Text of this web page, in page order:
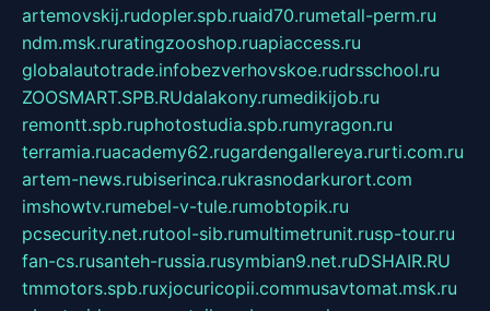
artemovskij.rudopler.spb.ruaid70.rumetall-perm.ru
ndm.msk.ruratingzooshop.ruapiaccess.ru
globalautotrade.infobezverhovskoe.rudrsschool.ru
ZOOSMART.SPB.RUdalakony.rumedikijob.ru
remontt.spb.ruphotostudia.spb.rumyragon.ru
terramia.ruacademy62.rugardengallereya.rurti.com.ru
artem-news.rubiserinca.rukrasnodarkurort.com
imshowtv.rumebel-v-tule.rumobtopik.ru
pcsecurity.net.rutool-sib.rumultimetrunit.rusp-tour.ru
fan-cs.rusanteh-russia.rusymbian9.net.ruDSHAIR.RU
tmmotors.spb.ruxjocuricopii.commusavtomat.msk.ru